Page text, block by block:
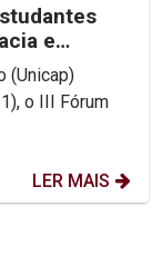
e
(Unicap)
o III Fórum
LER MAIS